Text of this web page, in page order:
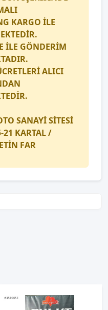
KARGO İLE
İLE GÖNDERİM
ALICI
SANAYİ SİTESİ
KARTAL /
FAR